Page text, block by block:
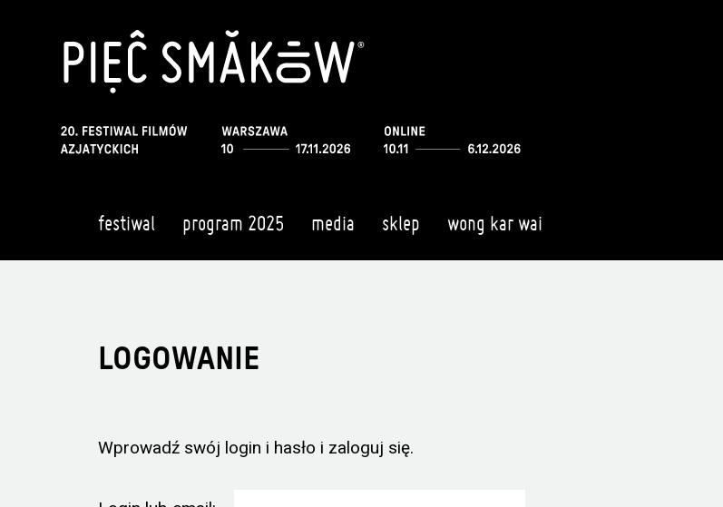
festiwal program 2025 media sklep wong kar wai
LOGOWANIE
Wprowadź swój login i hasło i zaloguj się.